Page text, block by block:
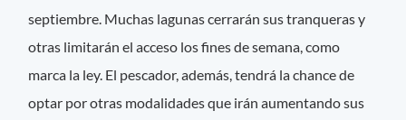
septiembre. Muchas lagunas cerrarán sus tranqueras y
otras limitarán el acceso los fines de semana, como
marca la ley. El pescador, además, tendrá la chance de
optar por otras modalidades que irán aumentando sus